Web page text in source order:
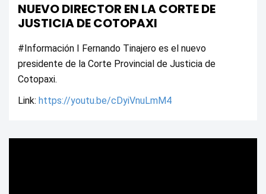
NUEVO DIRECTOR EN LA CORTE DE
JUSTICIA DE COTOPAXI
#Información I Fernando Tinajero es el nuevo
presidente de la Corte Provincial de Justicia de
Cotopaxi.
Link: https://youtu.be/cDyiVnuLmM4